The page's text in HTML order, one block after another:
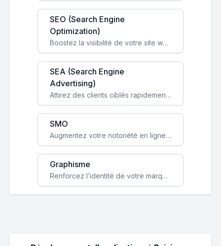
SEO (Search Engine
Optimization)
Boostez la visibilité de votre site web sur Google et attirez du trafic qualifié grâce à nos stratégies SEO.
SEA (Search Engine
Advertising)
Attirez des clients ciblés rapidement avec des campagnes publicitaires payantes optimisées pour vos objectifs.
SMO
Augmentez votre notoriété en ligne et stimulez la croissance de votre entreprise grâce à une stratégie sociale sur mesure.
Graphisme
Renforcez l’identité de votre marque avec un design unique qui capte l’attention et engage vos clients.